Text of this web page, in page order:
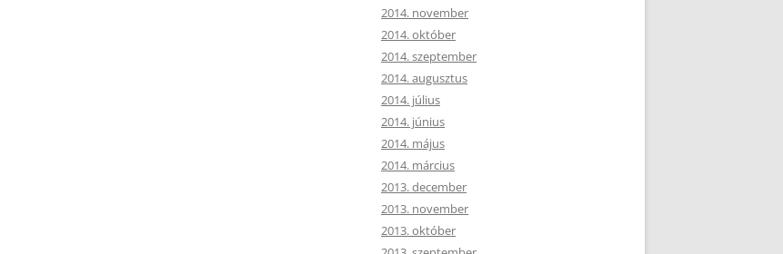
2014. november
2014. október
2014. szeptember
2014. augusztus
2014. július
2014. június
2014. május
2014. március
2013. december
2013. november
2013. október